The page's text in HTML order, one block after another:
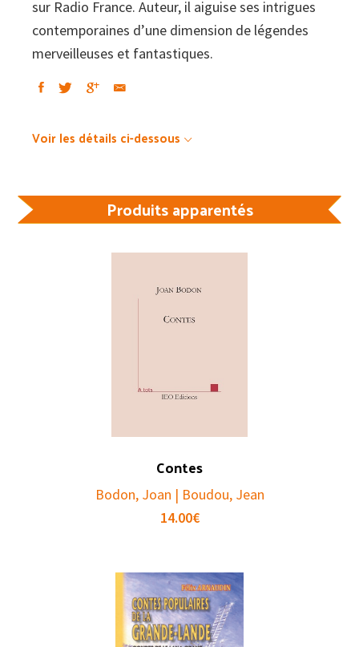
sur Radio France. Auteur, il aiguise ses intrigues
contemporaines d’une dimension de légendes
merveilleuses et fantastiques.
Voir les détails ci-dessous
Produits apparentés
Contes
Bodon, Joan | Boudou, Jean
14.00€